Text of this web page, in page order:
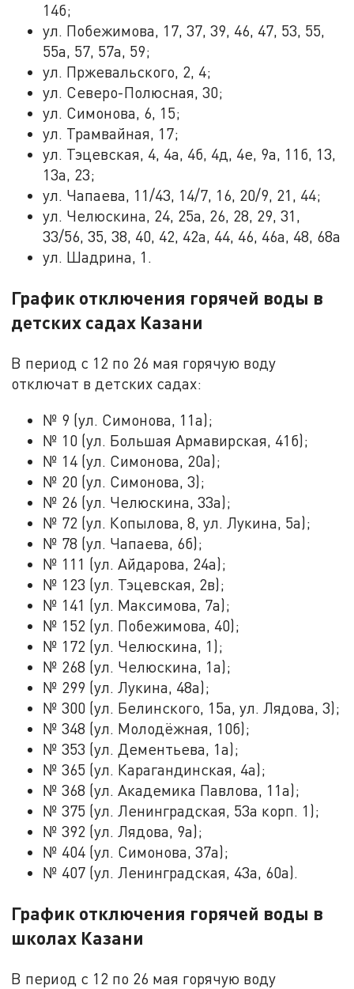
14б;
ул. Побежимова, 17, 37, 39, 46, 47, 53, 55,
55а, 57, 57а, 59;
ул. Пржевальского, 2, 4;
ул. Северо-Полюсная, 30;
ул. Симонова, 6, 15;
ул. Трамвайная, 17;
ул. Тэцевская, 4, 4а, 4б, 4д, 4е, 9а, 11б, 13,
13а, 23;
ул. Чапаева, 11/43, 14/7, 16, 20/9, 21, 44;
ул. Челюскина, 24, 25а, 26, 28, 29, 31,
33/56, 35, 38, 40, 42, 42а, 44, 46, 46а, 48, 68а
ул. Шадрина, 1.
График отключения горячей воды в
детских садах Казани
В период с 12 по 26 мая горячую воду
отключат в детских садах:
№ 9 (ул. Симонова, 11а);
№ 10 (ул. Большая Армавирская, 41б);
№ 14 (ул. Симонова, 20а);
№ 20 (ул. Симонова, 3);
№ 26 (ул. Челюскина, 33а);
№ 72 (ул. Копылова, 8, ул. Лукина, 5а);
№ 78 (ул. Чапаева, 6б);
№ 111 (ул. Айдарова, 24а);
№ 123 (ул. Тэцевская, 2в);
№ 141 (ул. Максимова, 7а);
№ 152 (ул. Побежимова, 40);
№ 172 (ул. Челюскина, 1);
№ 268 (ул. Челюскина, 1а);
№ 299 (ул. Лукина, 48а);
№ 300 (ул. Белинского, 15а, ул. Лядова, 3);
№ 348 (ул. Молодёжная, 10б);
№ 353 (ул. Дементьева, 1а);
№ 365 (ул. Карагандинская, 4а);
№ 368 (ул. Академика Павлова, 11а);
№ 375 (ул. Ленинградская, 53а корп. 1);
№ 392 (ул. Лядова, 9а);
№ 404 (ул. Симонова, 37а);
№ 407 (ул. Ленинградская, 43а, 60а).
График отключения горячей воды в
школах Казани
В период с 12 по 26 мая горячую воду